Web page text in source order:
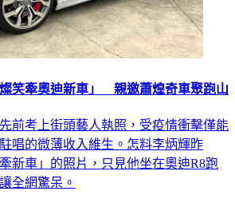
笑牽奧迪新車」 親邀蕭煌奇車聚跑山
前考上街頭藝人執照，受疫情衝擊僅能
唱的微薄收入維生。怎料李炳輝昨
新車」的照片，只見他坐在奧迪R8跑
全網驚呆。